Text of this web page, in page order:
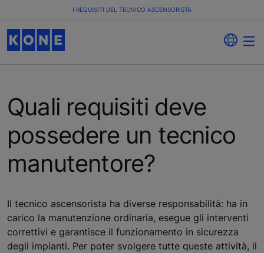
I REQUISITI DEL TECNICO ASCENSORISTA
Quali requisiti deve
possedere un tecnico
manutentore?
Il tecnico ascensorista ha diverse responsabilità: ha in
carico la manutenzione ordinaria, esegue gli interventi
correttivi e garantisce il funzionamento in sicurezza
degli impianti. Per poter svolgere tutte queste attività, il